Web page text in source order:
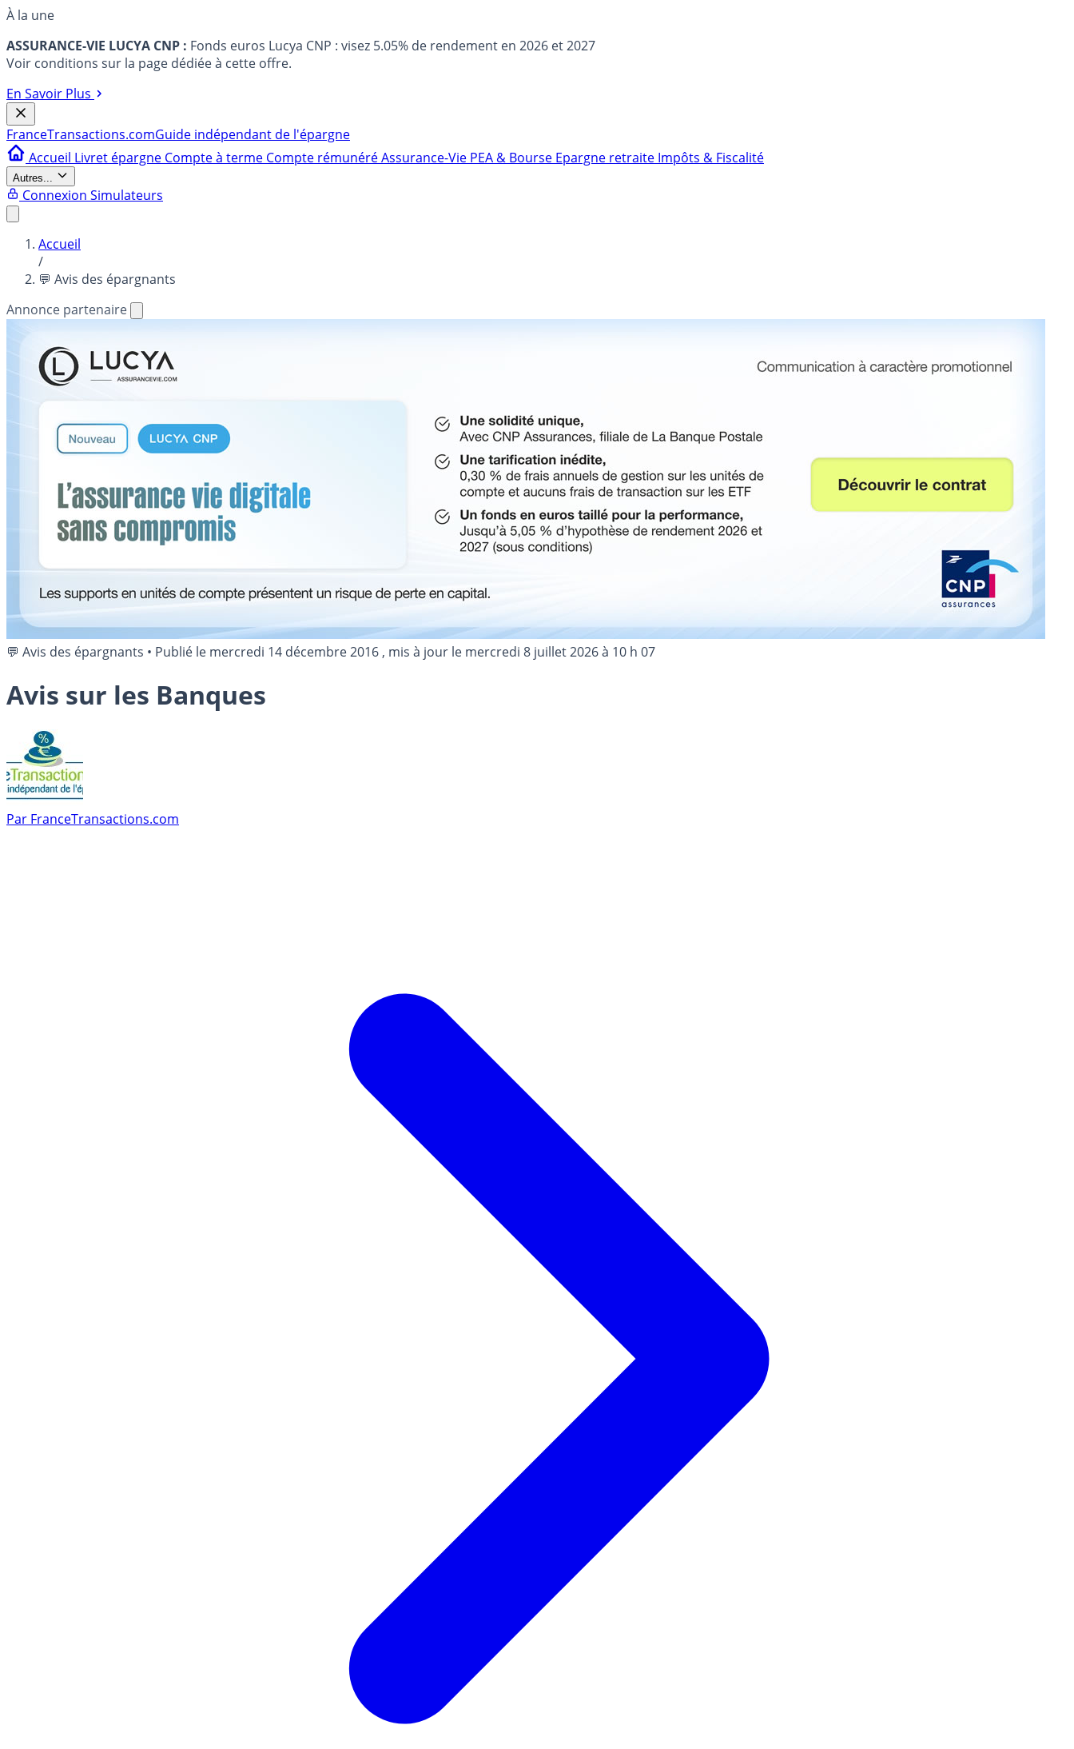
À la une
ASSURANCE-VIE LUCYA CNP : Fonds euros Lucya CNP : visez 5.05% de rendement en 2026 et 2027
Voir conditions sur la page dédiée à cette offre.
En Savoir Plus
FranceTransactions.comGuide indépendant de l'épargne
Accueil Livret épargne Compte à terme Compte rémunéréAssurance-Vie PEA & Bourse Epargne retraite Impôts & Fiscalité
Autres...
Connexion Simulateurs
Accueil
/
💬 Avis des épargnants
Annonce partenaire
💬 Avis des épargnants • Publié le mercredi 14 décembre 2016 , mis à jour le mercredi 8 juillet 2026 à 10 h 07
Avis sur les Banques
Par FranceTransactions.com